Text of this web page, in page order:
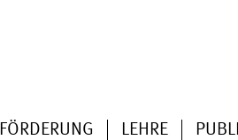
FÖRDERUNG LEHRE